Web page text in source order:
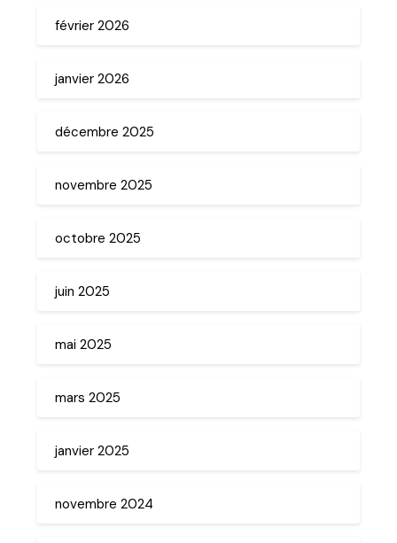
février 2026
janvier 2026
décembre 2025
novembre 2025
octobre 2025
juin 2025
mai 2025
mars 2025
janvier 2025
novembre 2024